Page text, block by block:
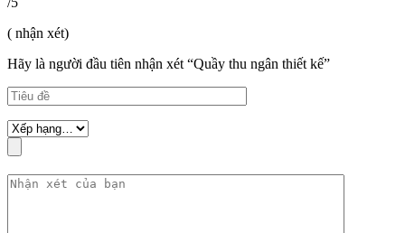
( nhận xét)
Hãy là người đầu tiên nhận xét “Quầy thu ngân thiết kế”